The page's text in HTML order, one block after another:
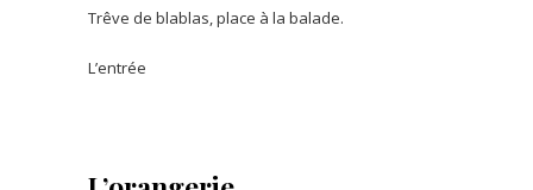
Trêve de blablas, place à la balade.
L’entrée